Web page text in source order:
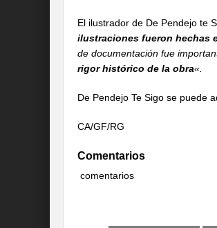
El ilustrador de De Pendejo te
ilustraciones fueron hechas
de documentación fue
rigor histórico de la obra«.
De Pendejo Te Sigo se puede
CA/GF/RG
Comentarios
comentarios